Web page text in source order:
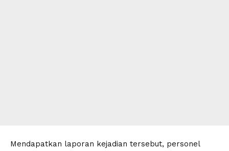
Mendapatkan laporan kejadian tersebut, personel